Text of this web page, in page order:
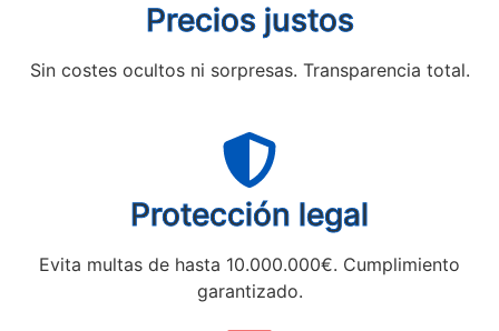
Precios justos
Sin costes ocultos ni sorpresas. Transparencia total.
Protección legal
Evita multas de hasta 10.000.000€. Cumplimiento
garantizado.